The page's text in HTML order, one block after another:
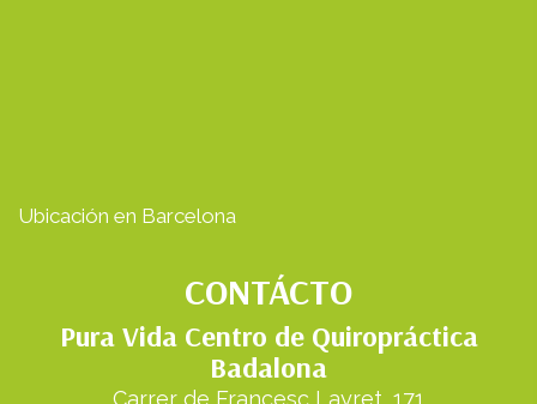
Ubicación en Barcelona
CONTÁCTO
Pura Vida Centro de Quiropráctica
Badalona